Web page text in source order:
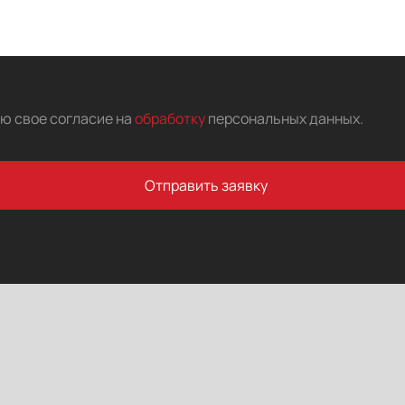
свое согласие наобработку персональных данных.
Отправить заявку